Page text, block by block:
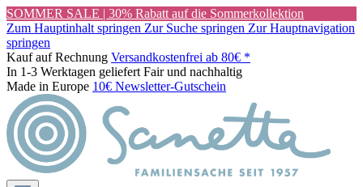
SOMMER SALE | 30% Rabatt auf die Sommerkollektion
Zum Hauptinhalt springen Zur Suche springen Zur Hauptnavigation
springen
Kauf auf Rechnung Versandkostenfrei ab 80€ *
In 1-3 Werktagen geliefert Fair und nachhaltig
Made in Europe 10€ Newsletter-Gutschein